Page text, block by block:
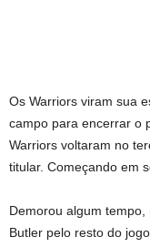
Os Warriors viram sua
campo para encerrar o
Warriors voltaram no
titular. Começando em
Demorou algum
Butler pelo resto do